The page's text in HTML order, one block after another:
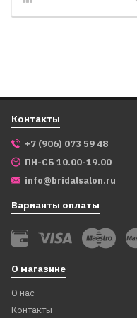
Контакты
+7 (906) 073 59 48
ПН-СБ 10.00-19.00
info@bridalsalon.ru
Варианты оплаты
О магазине
О нас
Контакты